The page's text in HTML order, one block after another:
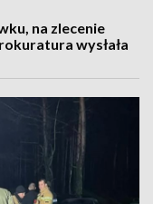
na zlecenie
wysłała